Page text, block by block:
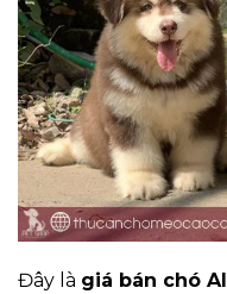
Đây là giá bán chó